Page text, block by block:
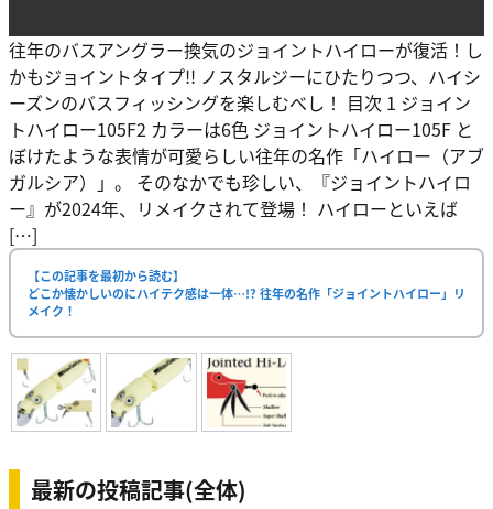
往年のバスアングラー換気のジョイントハイローが復活！し
かもジョイントタイプ!! ノスタルジーにひたりつつ、ハイシ
ーズンのバスフィッシングを楽しむべし！ 目次 1 ジョイン
トハイロー105F2 カラーは6色 ジョイントハイロー105F と
ぼけたような表情が可愛らしい往年の名作「ハイロー（アブ
ガルシア）」。 そのなかでも珍しい、『ジョイントハイロ
ー』が2024年、リメイクされて登場！ ハイローといえば
[…]
【この記事を最初から読む】
どこか懐かしいのにハイテク感は一体…!? 往年の名作「ジョイントハイロー」リ
メイク！
最新の投稿記事(全体)